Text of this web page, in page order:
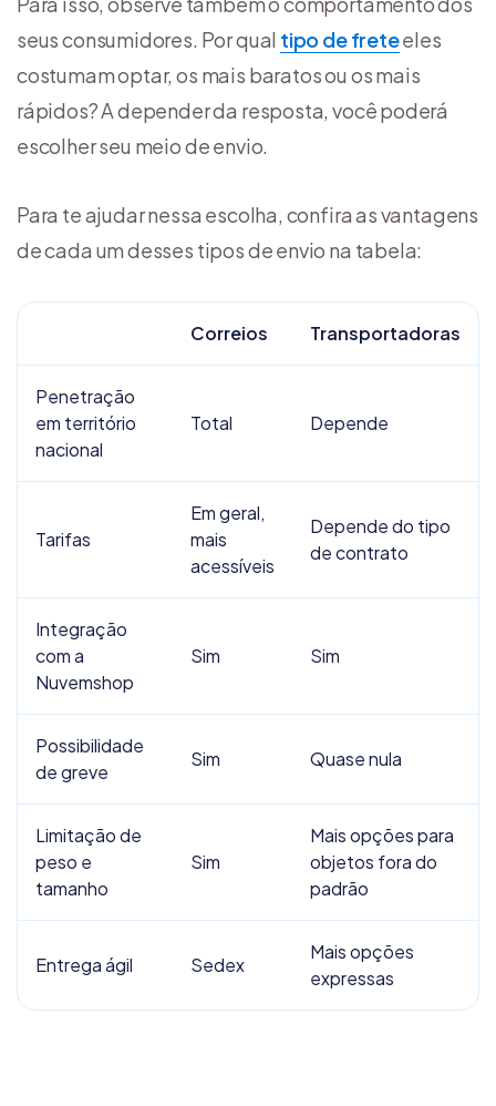
seus consumidores. Por qual tipo de freteeles
costumam optar, os mais baratos ou os mais
rápidos? A depender da resposta, você poderá
escolher seu meio de envio.
Para te ajudar nessa escolha, confira as vantagens
de cada um desses tipos de envio na tabela:
Correios Transportadoras
Penetração
em território
nacional
Total Depende
Tarifas
Em geral,
mais
acessíveis
Depende do tipo
de contrato
Integração
com a
Nuvemshop
Sim Sim
Possibilidade
de greve
Sim Quase nula
Limitação de
peso e
tamanho
Sim
Mais opções para
objetos fora do
padrão
Entrega ágil Sedex
Mais opções
expressas